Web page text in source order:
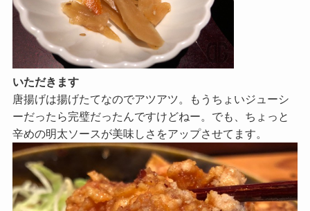
いただきます
唐揚げは揚げたてなのでアツアツ。もうちょいジューシ
ーだったら完璧だったんですけどねー。でも、ちょっと
辛めの明太ソースが美味しさをアップさせてます。